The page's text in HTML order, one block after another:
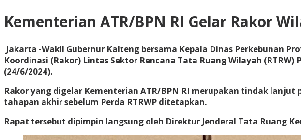
Kementerian ATR/BPN RI Gelar Rakor
Jakarta -Wakil Gubernur Kalteng bersama Kepala Dinas Perkebunan
Koordinasi (Rakor) Lintas Sektor Rencana Tata Ruang Wilayah
(24/6/2024).
Rakor yang digelar Kementerian ATR/BPN RI merupakan tindak lanjut
tahapan akhir sebelum Perda RTRWP ditetapkan.
Rapat tersebut dipimpin langsung oleh Direktur Jenderal Tata Ruang